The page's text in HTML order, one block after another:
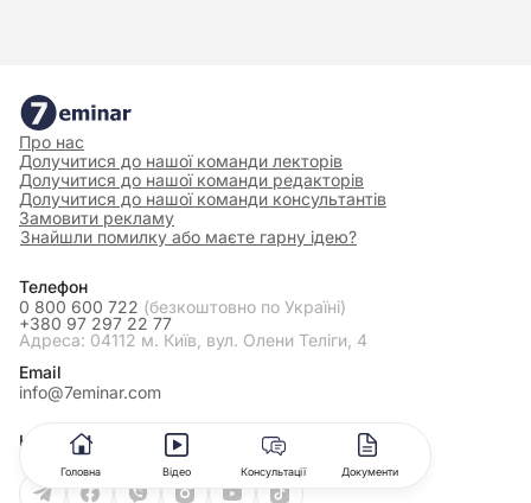
Про нас
Долучитися до нашої команди лекторів
Долучитися до нашої команди редакторів
Долучитися до нашої команди консультантів
Замовити рекламу
Знайшли помилку або маєте гарну ідею?
Телефон
0 800 600 722 (безкоштовно по Україні)
+380 97 297 22 77
Адреса: 04112 м. Київ, вул. Олени Теліги, 4
Email
info@7eminar.com
Наші соцмережі
Головна Відео Консультації Документи